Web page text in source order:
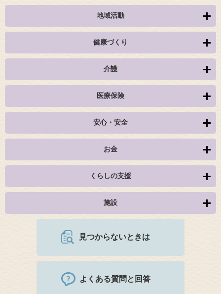
地域活動
健康づくり
介護
医療保険
安心・安全
お金
くらしの支援
施設
見つからないときは
よくある質問と回答